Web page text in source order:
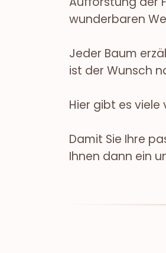
wunderbaren
Jeder Baum
ist der Wunsch
Hier gibt es
Damit Sie Ihre
Ihnen dann ein